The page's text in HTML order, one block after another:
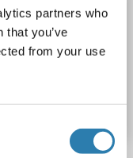
partners who
that you’ve
from your use
Détails